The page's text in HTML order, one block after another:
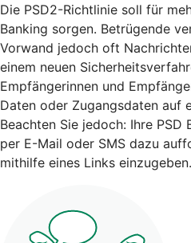
Die PSD2-Richtlinie soll für
Banking sorgen. Betrügende
Vorwand jedoch oft
einem neuen
Empfängerinnen und
Daten oder Zugangsdaten auf
Beachten Sie jedoch: Ihre PSD
per E-Mail oder SMS dazu
mithilfe eines Links einzugeben.